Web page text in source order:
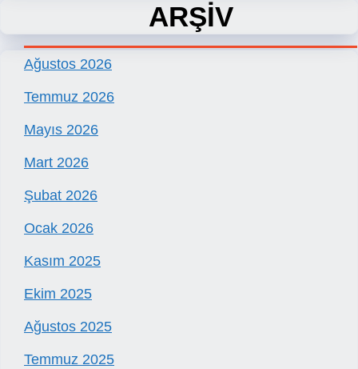
ARŞİV
Ağustos 2026
Temmuz 2026
Mayıs 2026
Mart 2026
Şubat 2026
Ocak 2026
Kasım 2025
Ekim 2025
Ağustos 2025
Temmuz 2025